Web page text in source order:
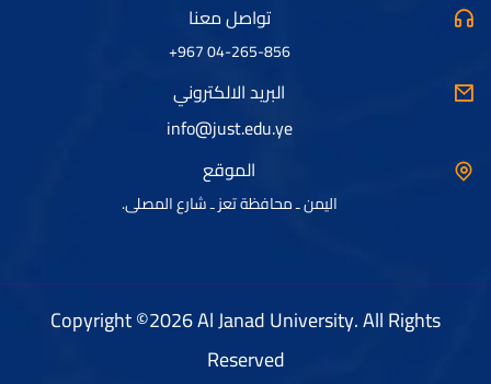
تواصل معنا
04-265-856 967+
البريد الالكتروني
info@just.edu.ye
الموقع
اليمن ـ محافظة تعز ـ شارع المصلى.
Copyright ©2026 Al Janad University. All Rights
Reserved